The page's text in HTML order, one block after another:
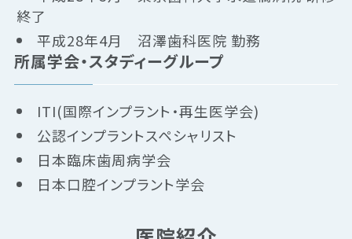
終了
平成28年4月 沼澤歯科医院 勤務
所属学会・スタディーグループ
ITI(国際インプラント・再生医学会)
公認インプラントスペシャリスト
日本臨床歯周病学会
日本口腔インプラント学会